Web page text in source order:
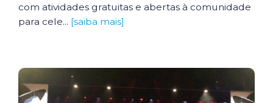
com atividades gratuitas e abertas à comunidade
para cele... [saiba mais]